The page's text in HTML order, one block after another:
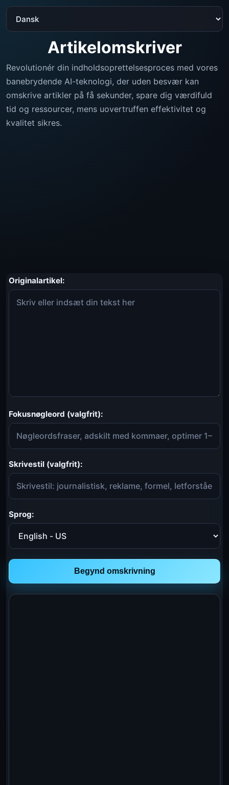
Artikelomskriver
Revolutionér din indholdsoprettelsesproces med vores
banebrydende AI-teknologi, der uden besvær kan
omskrive artikler på få sekunder, spare dig værdifuld
tid og ressourcer, mens uovertruffen effektivitet og
kvalitet sikres.
Originalartikel:
Fokusnøgleord (valgfrit):
Skrivestil (valgfrit):
Sprog:
Begynd omskrivning